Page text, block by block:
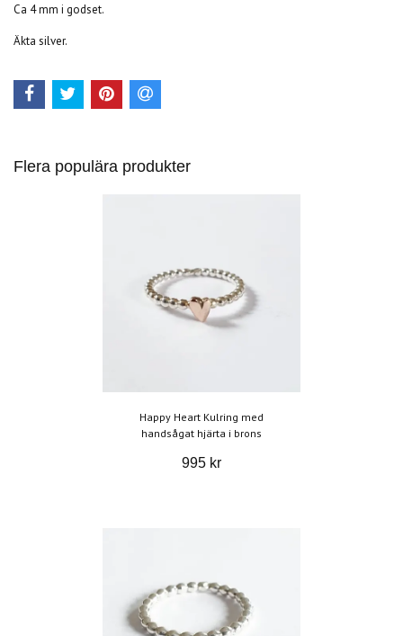
Ca 4 mm i godset.
Äkta silver.
Flera populära produkter
Happy Heart Kulring med
handsågat hjärta i brons
995 kr